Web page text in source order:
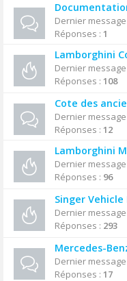
Dernier
Réponses : 1
Lamborghini
Dernier
Réponses : 108
Cote des
Dernier
Réponses : 12
Lamborghini
Dernier
Réponses : 96
Singer
Dernier
Réponses : 293
Mercedes-
Dernier
Réponses : 17